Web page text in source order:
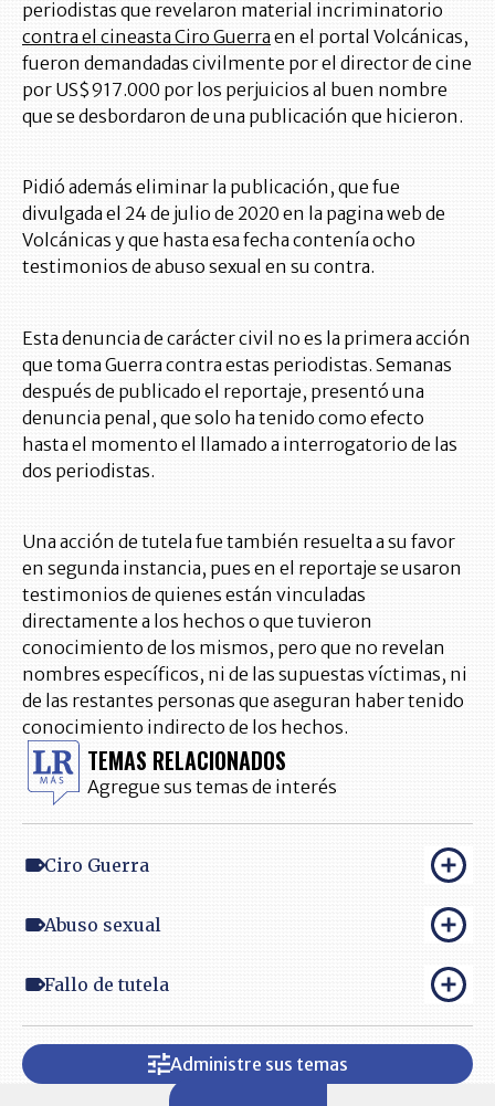
periodistas que revelaron material incriminatorio
contra el cineasta Ciro Guerraen el portal Volcánicas,
fueron demandadas civilmente por el director de cine
por US$917.000 por los perjuicios al buen nombre
que se desbordaron de una publicación que hicieron.
Pidió además eliminar la publicación, que fue
divulgada el 24 de julio de 2020 en la pagina web de
Volcánicas y que hasta esa fecha contenía ocho
testimonios de abuso sexual en su contra.
Esta denuncia de carácter civil no es la primera acción
que toma Guerra contra estas periodistas. Semanas
después de publicado el reportaje, presentó una
denuncia penal, que solo ha tenido como efecto
hasta el momento el llamado a interrogatorio de las
dos periodistas.
Una acción de tutela fue también resuelta a su favor
en segunda instancia, pues en el reportaje se usaron
testimonios de quienes están vinculadas
directamente a los hechos o que tuvieron
conocimiento de los mismos, pero que no revelan
nombres específicos, ni de las supuestas víctimas, ni
de las restantes personas que aseguran haber tenido
conocimiento indirecto de los hechos.
TEMAS RELACIONADOS
Agregue sus temas de interés
Ciro Guerra
Abuso sexual
Fallo de tutela
Administre sus temas